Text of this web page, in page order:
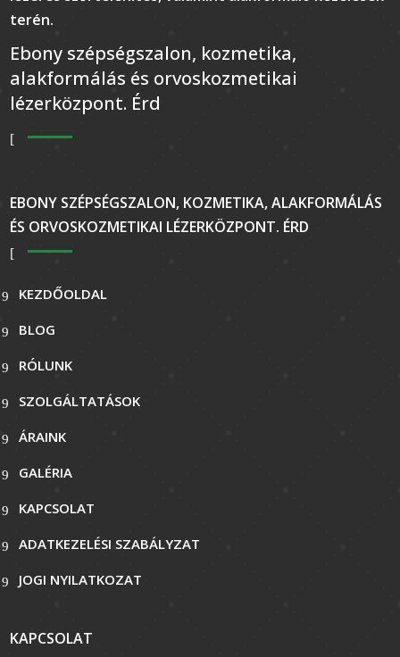
terén.
Ebony szépségszalon, kozmetika,
alakformálás és orvoskozmetikai
lézerközpont. Érd
EBONY SZÉPSÉGSZALON, KOZMETIKA, ALAKFORMÁLÁS
ÉS ORVOSKOZMETIKAI LÉZERKÖZPONT. ÉRD
KEZDŐOLDAL
BLOG
RÓLUNK
SZOLGÁLTATÁSOK
ÁRAINK
GALÉRIA
KAPCSOLAT
ADATKEZELÉSI SZABÁLYZAT
JOGI NYILATKOZAT
KAPCSOLAT